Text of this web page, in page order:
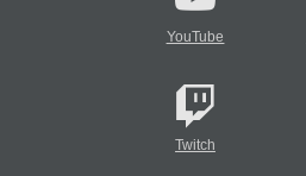
YouTube
Twitch